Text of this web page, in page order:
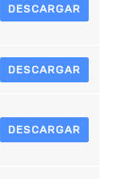
DESCARGAR
DESCARGAR
DESCARGAR